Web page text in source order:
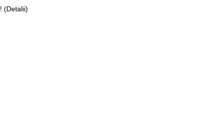
! (Detalii)